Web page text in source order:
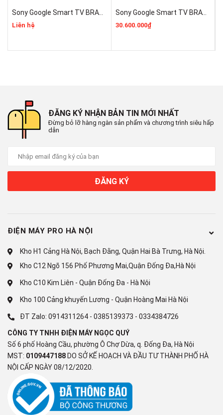
Sony Google Smart TV BRAVIA 3 II 55 Inch K-55XR30M2 Mẫu 2026 Mới 100% Rẻ Nhất
Liên hệ
Sony Google Smart TV BRAVIA 3 II K-75XR30M2 Mới 2026 Giá Rẻ Nhất
30.600.000₫
ĐĂNG KÝ NHẬN BẢN TIN MỚI NHẤT
Đừng bỏ lỡ hàng ngàn sản phẩm và chương trình siêu hấp
dẫn
ĐĂNG KÝ
ĐIỆN MÁY PRO HÀ NỘI
Kho H1 Cảng Hà Nội, Bạch Đằng, Quận Hai Bà Trưng, Hà Nội.
Kho C12 Ngõ 156 Phố Phương Mai,Quận Đống Đa,Hà Nội
Kho C10 Kim Liên - Quận Đống Đa - Hà Nội
Kho 100 Cảng khuyến Lương - Quận Hoàng Mai Hà Nội
ĐT Zalo: 0914311264 - 0385139373 - 0334384726
CÔNG TY TNHH ĐIỆN MÁY NGỌC QUÝ
Số 6 phố Hoàng Cầu, phường Ô Chợ Dừa, q. Đống Đa, Hà Nội
MST: 0109447188 DO SỞ KẾ HOẠCH VÀ ĐẦU TƯ THÀNH PHỐ HÀ
NỘI CẤP NGÀY 08/12/2020.